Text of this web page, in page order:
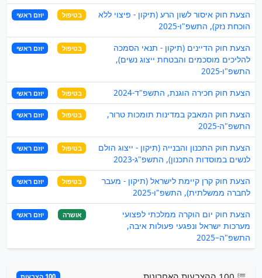
הצעת חוק איסור לשון הרע (תיקון - פיצוי ללא
הוכחת נזק), התשפ"ו-2025
בטיפול יוזם ראשי
הצעת חוק הדיינים (תיקון - תנאי הסמכה
להליכים מוסכמים והבטחת ייצוג נשים),
התשפ"ו-2025
בטיפול יוזם ראשי
הצעת חוק חכירה הוגנת, התשפ"ד-2024 בטיפול יוזם ראשי
הצעת חוק המאבק במדינות תומכות טרור,
התשפ"ה-2025
בטיפול יוזם ראשי
הצעת חוק התכנון והבנייה (תיקון - ייצוג הולם
לנשים במוסדות התכנון), התשפ"ג-2023
בטיפול יוזם ראשי
הצעת חוק קרן קיימת לישראל (תיקון - מעבר
לחברה ממשלתית), התשפ"ו-2025
בטיפול יוזם ראשי
הצעת חוק יום הוקרה ממלכתי לפצועי
מערכות ישראל ונפגעי פעולות איבה,
התשפ"ה–2025
אושרה יוזם ראשי